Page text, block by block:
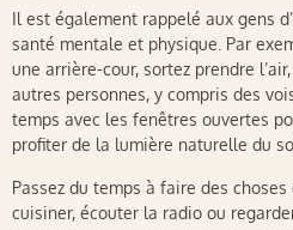
Il est également rappelé aux gens
santé mentale et physique. Par
une arrière-cour, sortez prendre
autres personnes, y compris des
temps avec les fenêtres ouvertes
profiter de la lumière naturelle du
Passez du temps à faire des
cuisiner, écouter la radio ou